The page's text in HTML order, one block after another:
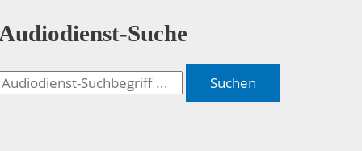
Audiodienst-Suche
Suchen